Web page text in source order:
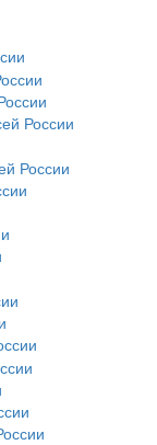
России
России